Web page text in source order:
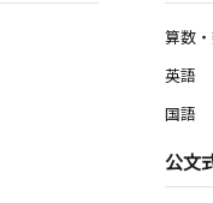
算数
英語
国語
公文